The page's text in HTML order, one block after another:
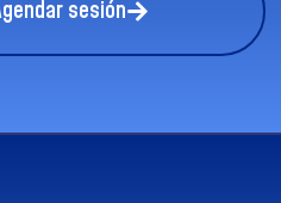
sesión